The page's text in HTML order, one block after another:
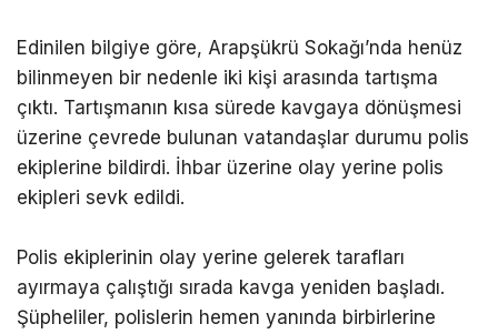
Edinilen bilgiye göre, Arapşükrü Sokağı’nda henüz
bilinmeyen bir nedenle iki kişi arasında tartışma
çıktı. Tartışmanın kısa sürede kavgaya dönüşmesi
üzerine çevrede bulunan vatandaşlar durumu polis
ekiplerine bildirdi. İhbar üzerine olay yerine polis
ekipleri sevk edildi.
Polis ekiplerinin olay yerine gelerek tarafları
ayırmaya çalıştığı sırada kavga yeniden başladı.
Şüpheliler, polislerin hemen yanında birbirlerine